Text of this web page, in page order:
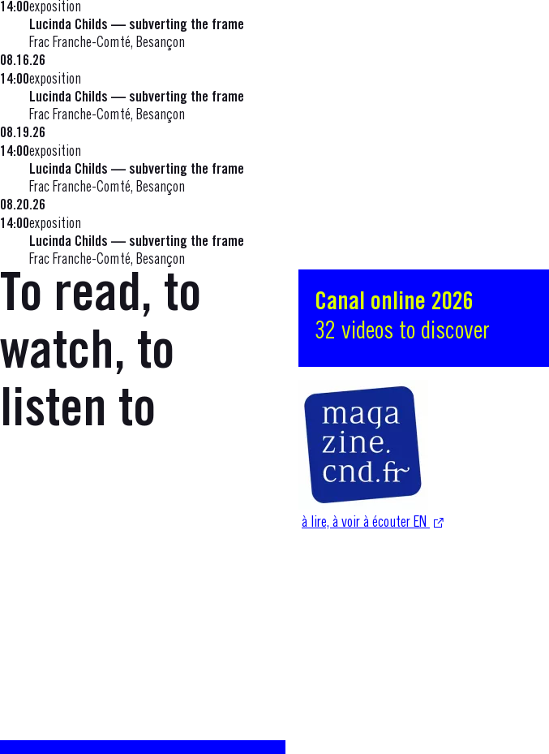
14:00exposition
Lucinda Childs — subverting the frame
Frac Franche-Comté, Besançon
08.16.26
14:00exposition
Lucinda Childs — subverting the frame
Frac Franche-Comté, Besançon
08.19.26
14:00exposition
Lucinda Childs — subverting the frame
Frac Franche-Comté, Besançon
08.20.26
14:00exposition
Lucinda Childs — subverting the frame
Frac Franche-Comté, Besançon
To read, to
watch, to
listen to
Canal online 2026
32 videos to discover
à lire, à voir à écouter EN